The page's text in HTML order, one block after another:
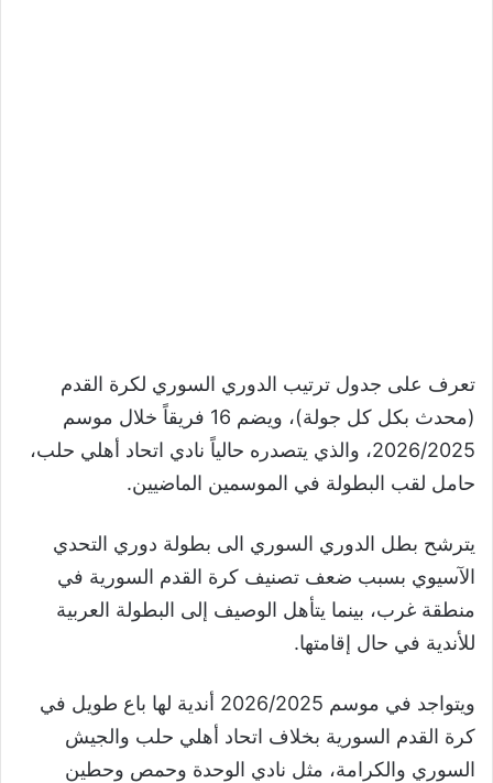
تعرف على جدول ترتيب الدوري السوري لكرة القدم
(محدث بكل كل جولة)، ويضم 16 فريقاً خلال موسم
2026/2025، والذي يتصدره حالياً نادي اتحاد أهلي حلب،
حامل لقب البطولة في الموسمين الماضيين.
يترشح بطل الدوري السوري الى بطولة دوري التحدي
الآسيوي بسبب ضعف تصنيف كرة القدم السورية في
منطقة غرب، بينما يتأهل الوصيف إلى البطولة العربية
للأندية في حال إقامتها.
ويتواجد في موسم 2026/2025 أندية لها باع طويل في
كرة القدم السورية بخلاف اتحاد أهلي حلب والجيش
السوري والكرامة، مثل نادي الوحدة وحمص وحطين